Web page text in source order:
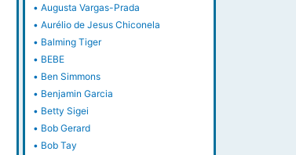
•Augusta Vargas-Prada
•Aurélio de Jesus Chiconela
• Balming Tiger
• BEBE
• Ben Simmons
• Benjamin Garcia
• Betty Sigei
• Bob Gerard
• Bob Tay